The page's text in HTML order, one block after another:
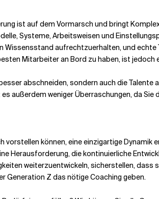
ist auf dem Vormarsch und bringt
Systeme, Arbeitsweisen und
aufrechtzuerhalten, und echte
Mitarbeiter an Bord zu haben, ist
abschneiden, sondern auch die Talente
außerdem weniger Überraschungen, da Sie
können, eine einzigartige
Herausforderung, die kontinuierliche
weiterzuentwickeln, sicherstellen,
Generation Z das nötige Coaching geben.